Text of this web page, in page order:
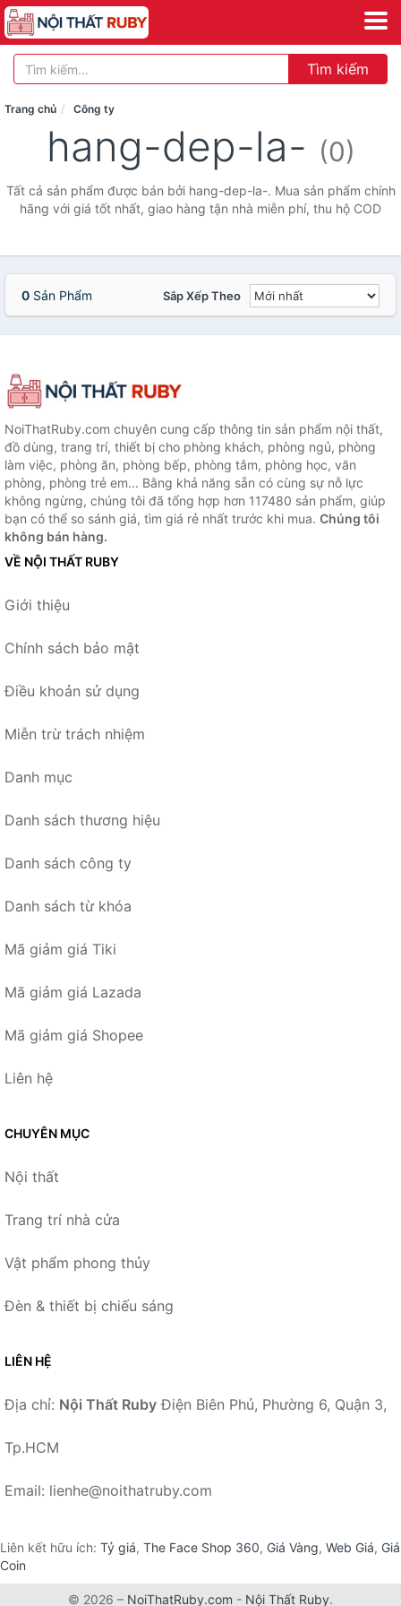
Tìm kiếm
Trang chủ Công ty
hang-dep-la- (0)
Tất cả sản phẩm được bán bởi hang-dep-la-. Mua sản phẩm chính
hãng với giá tốt nhất, giao hàng tận nhà miễn phí, thu hộ COD
0 Sản Phẩm Sắp Xếp Theo
NoiThatRuby.com chuyên cung cấp thông tin sản phẩm nội thất,
đồ dùng, trang trí, thiết bị cho phòng khách, phòng ngủ, phòng
làm việc, phòng ăn, phòng bếp, phòng tắm, phòng học, văn
phòng, phòng trẻ em... Bằng khả năng sẵn có cùng sự nỗ lực
không ngừng, chúng tôi đã tổng hợp hơn 117480 sản phẩm, giúp
bạn có thể so sánh giá, tìm giá rẻ nhất trước khi mua. Chúng tôi
không bán hàng.
VỀ NỘI THẤT RUBY
Giới thiệu
Chính sách bảo mật
Điều khoản sử dụng
Miễn trừ trách nhiệm
Danh mục
Danh sách thương hiệu
Danh sách công ty
Danh sách từ khóa
Mã giảm giá Tiki
Mã giảm giá Lazada
Mã giảm giá Shopee
Liên hệ
CHUYÊN MỤC
Nội thất
Trang trí nhà cửa
Vật phẩm phong thủy
Đèn & thiết bị chiếu sáng
LIÊN HỆ
Địa chỉ: Nội Thất Ruby Điện Biên Phủ, Phường 6, Quận 3,
Tp.HCM
Email: lienhe@noithatruby.com
Liên kết hữu ích: Tỷ giá, The Face Shop 360, Giá Vàng, Web Giá, Giá
Coin
© 2026 – NoiThatRuby.com - Nội Thất Ruby.